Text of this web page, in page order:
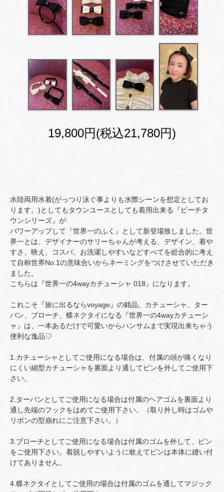
19,800円(税込21,780円)
水陸両用水着(がっつり泳ぐ事よりも水際シーンを想定としてお
ります。)としてもタウンユースとしても着用出来る『ビーチタ
ウンシリーズ』が
パワーアップして『世界一のふく』として新登場致しました。世
界一とは、デザイナーのサリーちゃんが考える、デザイン、着や
すさ、映え、コスパ、お洗濯しやすいなどすべてを総合的に考え
て自称世界No.1の意味合いからネーミングをつけさせていただき
ました。
こちらは『世界一の4wayカチューシャ 018』になります。
これこそ『旅に出るならvoyage』の銘品。カチューシャ、ター
バン、ブローチ、蝶ネクタイになる『世界一の4wayカチューシ
ャ』は、一本あるだけで可愛いからハンサムまで実現出来ちゃう
便利な逸品♡
1.カチューシャとしてご使用になる場合は、付属の頭が痛くなり
にくい細型カチューシャを裏面より通してピンを外してご使用下
さい。
2.ターバンとしてご使用になる場合は付属のヘアゴムを裏面より
通し先端のフックをはめてご使用下さい。（取り外し時はゴムや
リボンの型崩れにご注意下さい。）
3.ブローチとしてご使用になる場合は付属のゴムを外して、ピン
をご使用下さい。着脱しやすいように敢えてピンは本体に縫い付
けてありません。
4.蝶ネクタイとしてご使用の場合は付属のゴムを通してマジック